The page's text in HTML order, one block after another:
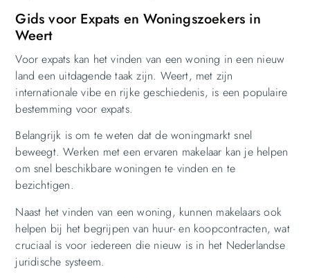
Gids voor Expats en Woningszoekers in
Weert
Voor expats kan het vinden van een woning in een nieuw
land een uitdagende taak zijn. Weert, met zijn
internationale vibe en rijke geschiedenis, is een populaire
bestemming voor expats.
Belangrijk is om te weten dat de woningmarkt snel
beweegt. Werken met een ervaren makelaar kan je helpen
om snel beschikbare woningen te vinden en te
bezichtigen.
Naast het vinden van een woning, kunnen makelaars ook
helpen bij het begrijpen van huur- en koopcontracten, wat
cruciaal is voor iedereen die nieuw is in het Nederlandse
juridische systeem.